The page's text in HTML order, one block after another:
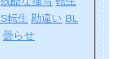
転生 勘違い BL
曇らせ